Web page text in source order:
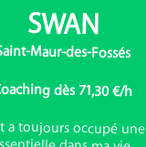
SWAN
Maur-des-Fossés
dès 71,30 €/h
a toujours occupé une
dans ma vie.
au-delà de la pratique
c'est le coaching qui
ma véritable vocation
Maur-des-Fossés. Cette
découle de mon désir
partager les bienfaits
physique et de